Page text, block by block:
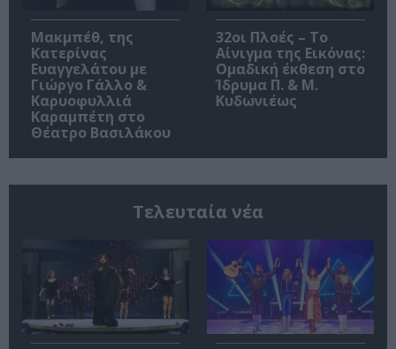
Μακμπέθ, της
Κατερίνας
Ευαγγελάτου με
Γιώργο Γάλλο &
Καρυοφυλλιά
Καραμπέτη στο
Θέατρο Βασιλάκου
32οι Πλοές – Το
Αίνιγμα της Εικόνας:
Ομαδική έκθεση στο
Ίδρυμα Π. & Μ.
Κυδωνιέως
Τελευταία νέα